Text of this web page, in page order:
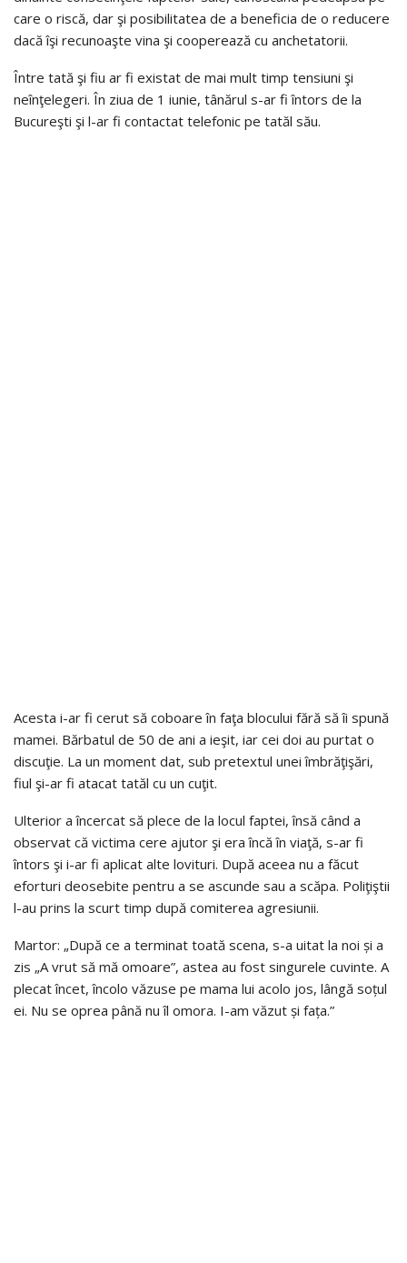
care o riscă, dar şi posibilitatea de a beneficia de o reducere
dacă îşi recunoaşte vina şi cooperează cu anchetatorii.
Între tată şi fiu ar fi existat de mai mult timp tensiuni şi
neînţelegeri. În ziua de 1 iunie, tânărul s-ar fi întors de la
Bucureşti şi l-ar fi contactat telefonic pe tatăl său.
Acesta i-ar fi cerut să coboare în faţa blocului fără să îi spună
mamei. Bărbatul de 50 de ani a ieşit, iar cei doi au purtat o
discuţie. La un moment dat, sub pretextul unei îmbrăţişări,
fiul şi-ar fi atacat tatăl cu un cuţit.
Ulterior a încercat să plece de la locul faptei, însă când a
observat că victima cere ajutor şi era încă în viaţă, s-ar fi
întors şi i-ar fi aplicat alte lovituri. După aceea nu a făcut
eforturi deosebite pentru a se ascunde sau a scăpa. Poliţiştii
l-au prins la scurt timp după comiterea agresiunii.
Martor: „După ce a terminat toată scena, s-a uitat la noi și a
zis „A vrut să mă omoare”, astea au fost singurele cuvinte. A
plecat încet, încolo văzuse pe mama lui acolo jos, lângă soțul
ei. Nu se oprea până nu îl omora. I-am văzut și fața.”